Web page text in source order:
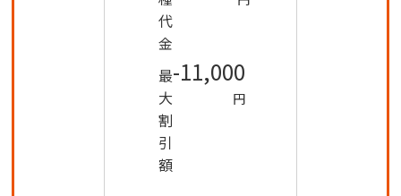
代
金
最
大
割
引
額
-11,000
円